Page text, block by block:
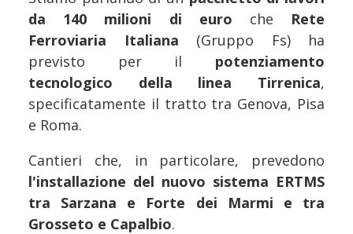
da 140 milioni di euro che Rete
Ferroviaria Italiana (Gruppo Fs) ha
previsto per il potenziamento
tecnologico della linea Tirrenica,
specificatamente il tratto tra Genova, Pisa
e Roma.
Cantieri che, in particolare, prevedono
l'installazione del nuovo sistema ERTMS
tra Sarzana e Forte dei Marmi e tra
Grosseto e Capalbio.